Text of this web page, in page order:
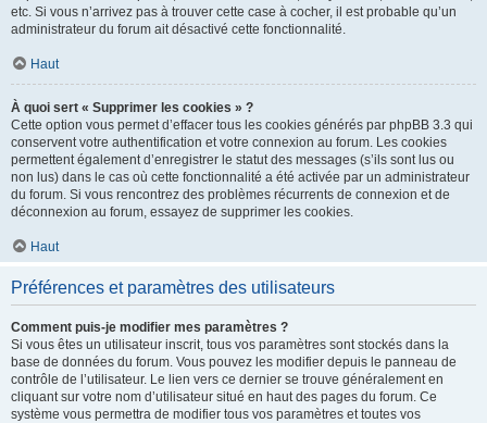
etc. Si vous n’arrivez pas à trouver cette case à cocher, il est probable qu’un
administrateur du forum ait désactivé cette fonctionnalité.
Haut
À quoi sert « Supprimer les cookies » ?
Cette option vous permet d’effacer tous les cookies générés par phpBB 3.3 qui
conservent votre authentification et votre connexion au forum. Les cookies
permettent également d’enregistrer le statut des messages (s’ils sont lus ou
non lus) dans le cas où cette fonctionnalité a été activée par un administrateur
du forum. Si vous rencontrez des problèmes récurrents de connexion et de
déconnexion au forum, essayez de supprimer les cookies.
Haut
Préférences et paramètres des utilisateurs
Comment puis-je modifier mes paramètres ?
Si vous êtes un utilisateur inscrit, tous vos paramètres sont stockés dans la
base de données du forum. Vous pouvez les modifier depuis le panneau de
contrôle de l’utilisateur. Le lien vers ce dernier se trouve généralement en
cliquant sur votre nom d’utilisateur situé en haut des pages du forum. Ce
système vous permettra de modifier tous vos paramètres et toutes vos